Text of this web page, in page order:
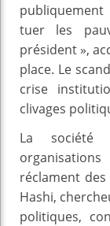
publiquement
tuer les
président »,
place. Le
crise
clivages
La société
réclament
Hashi,
politiques,